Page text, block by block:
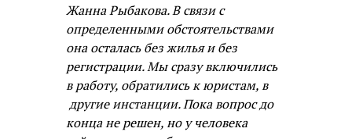
Жанна Рыбакова. В связи с
определенными обстоятельствами
она осталась без жилья и без
регистрации. Мы сразу включились
в работу, обратились к юристам, в
другие инстанции. Пока вопрос до
конца не решен, но у человека